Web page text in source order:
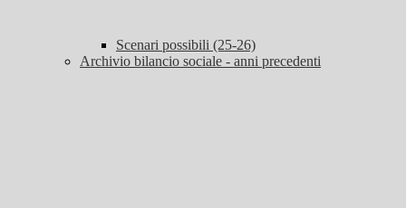
Scenari possibili (25-26)
Archivio bilancio sociale - anni precedenti